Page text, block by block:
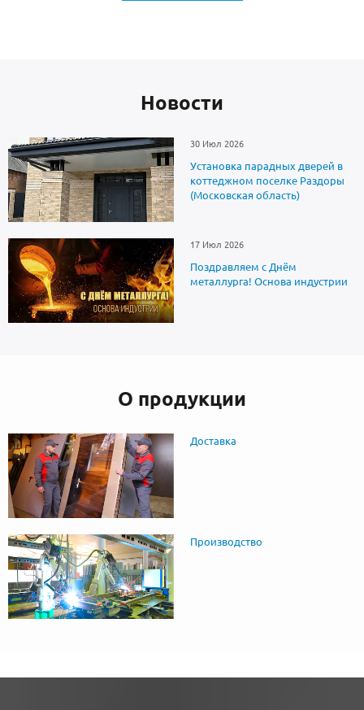
Новоcти
30 Июл 2026
Установка парадных дверей в
коттеджном поселке Раздоры
(Московская область)
17 Июл 2026
Поздравляем с Днём
металлурга! Основа индустрии
О продукции
Доставка
Производство